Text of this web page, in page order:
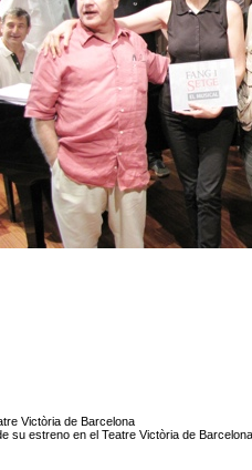
Victòria de Barcelona
su estreno en el Teatre Victòria de Barcelona